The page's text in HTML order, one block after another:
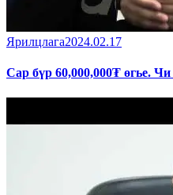
Ярилцлага2024.02.17
Сар бүр 60,000,000₮ өгье.